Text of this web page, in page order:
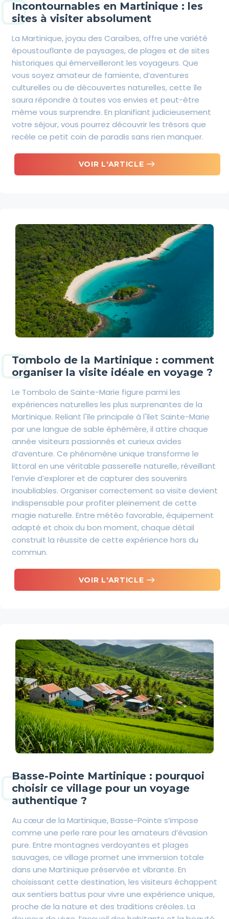
Incontournables en Martinique : les
sites à visiter absolument
La Martinique, joyau des Caraïbes, offre une variété
époustouflante de paysages, de plages et de sites
historiques qui émerveilleront les voyageurs. Que
vous soyez amateur de farniente, d’aventures
culturelles ou de découvertes naturelles, cette île
saura répondre à toutes vos envies et peut-être
même vous surprendre. En planifiant judicieusement
votre séjour, vous pourrez découvrir les trésors que
recèle ce petit coin de paradis sans rien manquer.
VOIR L'ARTICLE east
Tombolo de la Martinique : comment
organiser la visite idéale en voyage ?
Le Tombolo de Sainte-Marie figure parmi les
expériences naturelles les plus surprenantes de la
Martinique. Reliant l'île principale à l'îlet Sainte-Marie
par une langue de sable éphémère, il attire chaque
année visiteurs passionnés et curieux avides
d’aventure. Ce phénomène unique transforme le
littoral en une véritable passerelle naturelle, réveillant
l’envie d’explorer et de capturer des souvenirs
inoubliables. Organiser correctement sa visite devient
indispensable pour profiter pleinement de cette
magie naturelle. Entre météo favorable, équipement
adapté et choix du bon moment, chaque détail
construit la réussite de cette expérience hors du
commun.
VOIR L'ARTICLE east
Basse-Pointe Martinique : pourquoi
choisir ce village pour un voyage
authentique ?
Au cœur de la Martinique, Basse-Pointe s’impose
comme une perle rare pour les amateurs d’évasion
pure. Entre montagnes verdoyantes et plages
sauvages, ce village promet une immersion totale
dans une Martinique préservée et vibrante. En
choisissant cette destination, les visiteurs échappent
aux sentiers battus pour vivre une expérience unique,
proche de la nature et des traditions créoles. La